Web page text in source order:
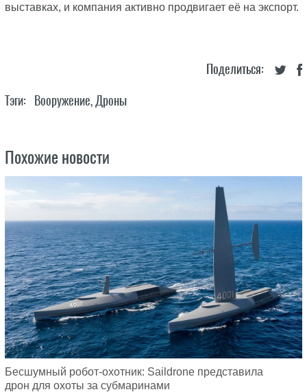
выставках, и компания активно продвигает её на экспорт.
Поделиться:
Тэги: Вооружение, Дроны
Похожие новости
Бесшумный робот-охотник: Saildrone представила
дрон для охоты за субмаринами